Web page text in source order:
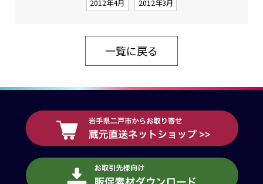
2012年4月 2012年3月
一覧に戻る